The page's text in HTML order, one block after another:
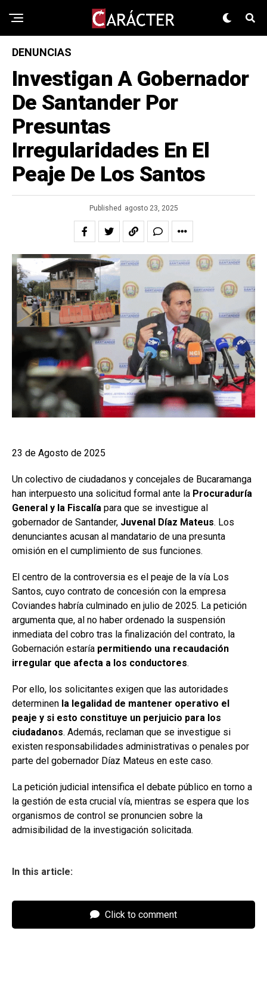
DENUNCIAS
Investigan A Gobernador
De Santander Por
Presuntas
Irregularidades En El
Peaje De Los Santos
Published agosto 23, 2025
23 de Agosto de 2025
Un colectivo de ciudadanos y concejales de Bucaramanga
han interpuesto una solicitud formal ante la Procuraduría
General y la Fiscalía para que se investigue al
gobernador de Santander, Juvenal Díaz Mateus. Los
denunciantes acusan al mandatario de una presunta
omisión en el cumplimiento de sus funciones.
El centro de la controversia es el peaje de la vía Los
Santos, cuyo contrato de concesión con la empresa
Coviandes habría culminado en julio de 2025. La petición
argumenta que, al no haber ordenado la suspensión
inmediata del cobro tras la finalización del contrato, la
Gobernación estaría permitiendo una recaudación
irregular que afecta a los conductores.
Por ello, los solicitantes exigen que las autoridades
determinen la legalidad de mantener operativo el
peaje y si esto constituye un perjuicio para los
ciudadanos. Además, reclaman que se investigue si
existen responsabilidades administrativas o penales por
parte del gobernador Díaz Mateus en este caso.
La petición judicial intensifica el debate público en torno a
la gestión de esta crucial vía, mientras se espera que los
organismos de control se pronuncien sobre la
admisibilidad de la investigación solicitada.
In this article:
Click to comment